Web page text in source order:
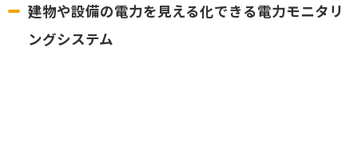
建物や設備の電力を見える化できる電力モニタリ
ングシステム